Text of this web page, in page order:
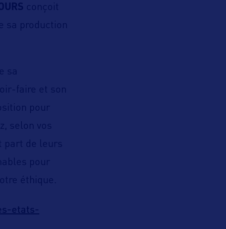
conçoit
sa production
sa
faire et son
pour
selon vos
part de leurs
pour
éthique.
etats-